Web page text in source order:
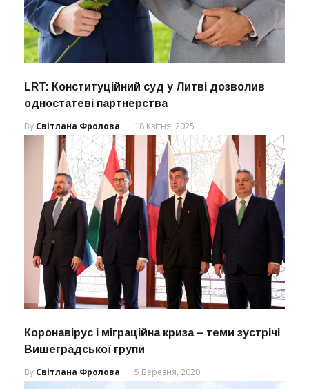
LRT: Конституційний суд у Литві дозволив
одностатеві партнерства
By Світлана Фролова 18 Квітня, 2025
Коронавірус і міграційна криза – теми зустрічі
Вишеградської групи
By Світлана Фролова 5 Березня, 2020